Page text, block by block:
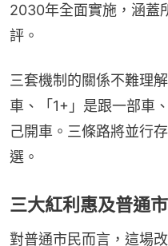
2030年全面實施，涵蓋
評。
三套機制的關係不難理
車、「1+」是跟一部車
己開車。三條路將並行
選。
三大紅利惠及普通
對普通市民而言，這場